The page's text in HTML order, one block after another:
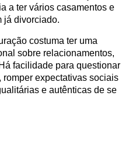
a ter vários casamentos e
já divorciado.
costuma ter uma
sobre relacionamentos,
facilidade para questionar
expectativas sociais
e autênticas de se